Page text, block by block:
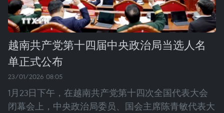
越南共产党第十四届中央政治局当选人名
单正式公布
23/01/2026 08:05
1月23日下午，在越南共产党第十四次全国代表大会
闭幕会上，中央政治局委员、国会主席陈青敏代表大